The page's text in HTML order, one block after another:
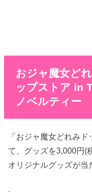
おジャ魔女ど
ップストア in
ノベルティー
「おジャ魔女どれみ
て、グッズを3,000円(
オリジナルグッズが当